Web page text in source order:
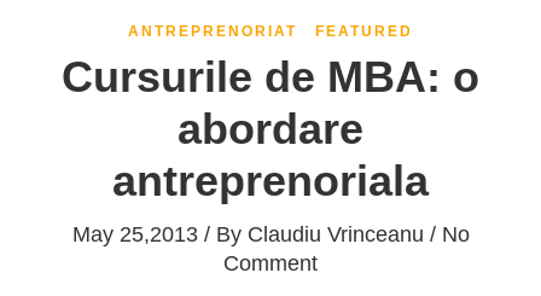
ANTREPRENORIAT FEATURED
Cursurile de MBA: o
abordare
antreprenoriala
May 25,2013 / By Claudiu Vrinceanu / No
Comment